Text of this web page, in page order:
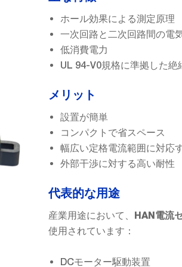
ホール効果による測定原理
一次回路と二次回路間の電
低消費電力
UL 94-V0規格に準拠した絶
メリット
設置が簡単
コンパクトで省スペース
幅広い定格電流範囲に対応
外部干渉に対する高い耐性
代表的な用途
産業用途において、 HAN電流
使用されています：
DCモーター駆動装置